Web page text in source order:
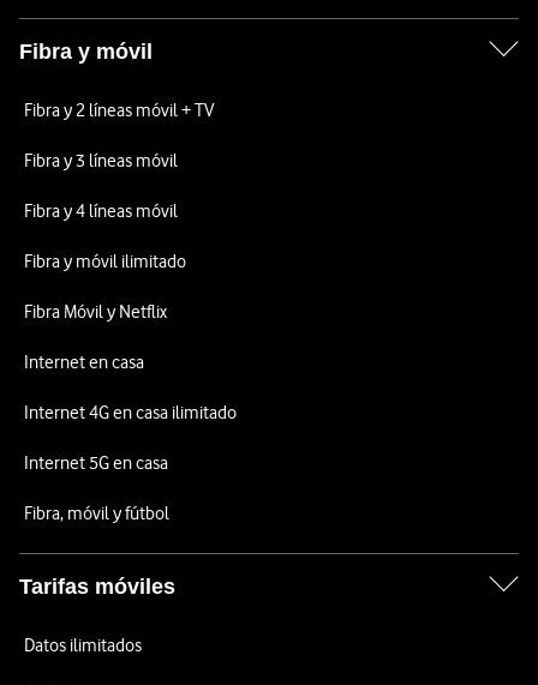
Fibra y móvil
Fibra y 2 líneas móvil + TV
Fibra y 3 líneas móvil
Fibra y 4 líneas móvil
Fibra y móvil ilimitado
Fibra Móvil y Netflix
Internet en casa
Internet 4G en casa ilimitado
Internet 5G en casa
Fibra, móvil y fútbol
Tarifas móviles
Datos ilimitados